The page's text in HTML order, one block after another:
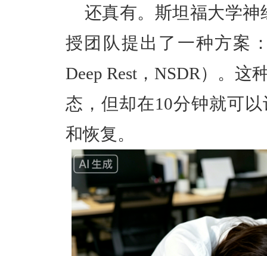
还真有。 斯坦福大学神
授团队提出了一种方案
Deep Rest，NSDR） 。这
态，但却在10分钟就可
和恢复。